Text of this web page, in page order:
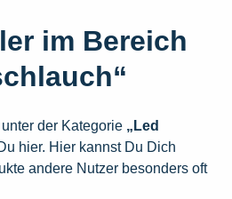
im Bereich
der Kategorie „Led
hier. Hier kannst Du Dich
andere Nutzer besonders oft